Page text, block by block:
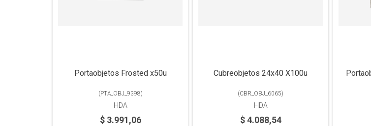
Portaobjetos Frosted x50u
(PTA_OBJ_9398)
HDA
$ 3.991,06
Cubreobjetos 24x40 X100u
(CBR_OBJ_6065)
HDA
$ 4.088,54